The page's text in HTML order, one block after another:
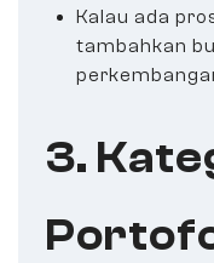
Kalau ada
tambahkan
3.